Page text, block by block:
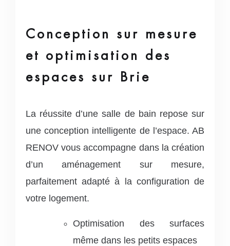
Conception sur mesure
et optimisation des
espaces sur Brie
La réussite d’une salle de bain repose sur
une conception intelligente de l’espace. AB
RENOV vous accompagne dans la création
d’un aménagement sur mesure,
parfaitement adapté à la configuration de
votre logement.
Optimisation des surfaces
même dans les petits espaces